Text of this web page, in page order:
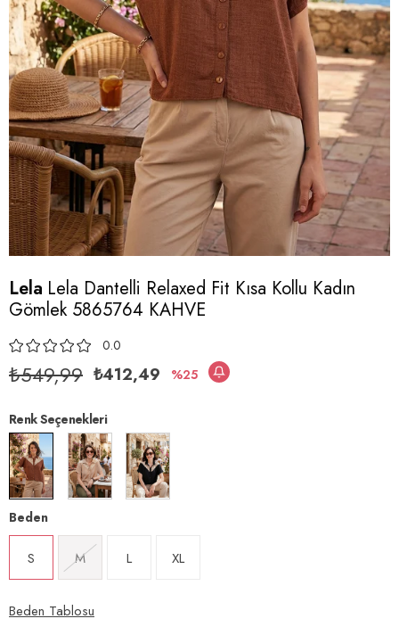
Lela Lela Dantelli Relaxed Fit Kısa Kollu Kadın
Gömlek 5865764 KAHVE
0.0
₺549,99 ₺412,49 25
Renk Seçenekleri
Beden
S M L XL
Beden Tablosu